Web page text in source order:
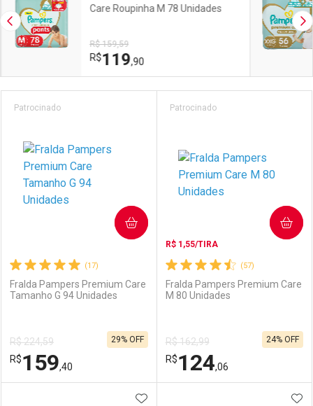
Imagem Anterior
Care Roupinha M 78 Unidades
R$ 159,59
R$119,90
Prateleira
(17)
Fralda Pampers Premium Care
Tamanho G 94 Unidades
Patrocinado
R$ 224,59
R$159,40
29% OFF
COMPRAR
(57)
R$ 1,55/TIRA
Fralda Pampers Premium Care
M 80 Unidades
Patrocinado
R$ 162,99
R$124,06
24% OFF
COMPRAR
ADICIONAR AOS FAVORITOS